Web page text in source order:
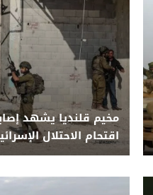
مخيم قلنديا يشهد
اقتحام الاحتلال